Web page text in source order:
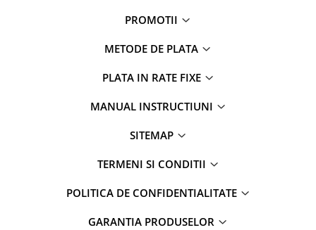
PROMOTII
METODE DE PLATA
PLATA IN RATE FIXE
MANUAL INSTRUCTIUNI
SITEMAP
TERMENI SI CONDITII
POLITICA DE CONFIDENTIALITATE
GARANTIA PRODUSELOR